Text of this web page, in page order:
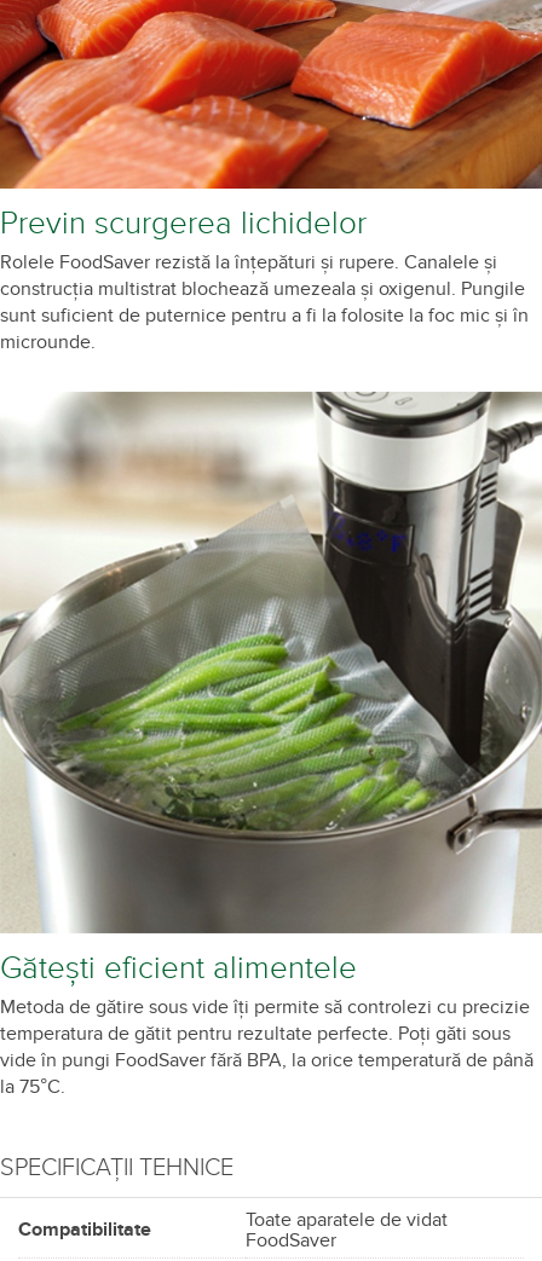
Previn scurgerea lichidelor
Rolele FoodSaver rezistă la înțepături și rupere. Canalele și
construcția multistrat blochează umezeala și oxigenul. Pungile
sunt suficient de puternice pentru a fi la folosite la foc mic și în
microunde.
Gătești eficient alimentele
Metoda de gătire sous vide îți permite să controlezi cu precizie
temperatura de gătit pentru rezultate perfecte. Poți găti sous
vide în pungi FoodSaver fără BPA, la orice temperatură de până
la 75°C.
SPECIFICAȚII TEHNICE
Compatibilitate
Toate aparatele de vidat
FoodSaver